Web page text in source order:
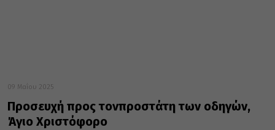
09 Μαΐου 2025
Προσευχή προς τονπροστάτη των οδηγών,
Άγιο Χριστόφορο